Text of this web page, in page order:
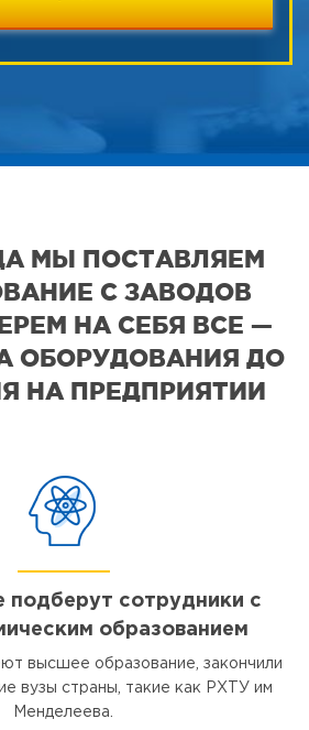
МЫ ПОСТАВЛЯЕМ
С ЗАВОДОВ
НА СЕБЯ ВСЕ —
ОБОРУДОВАНИЯ ДО
НА ПРЕДПРИЯТИИ
подберут сотрудники с
образованием
высшее образование, закончили
вузы страны, такие как РХТУ им
Менделеева.